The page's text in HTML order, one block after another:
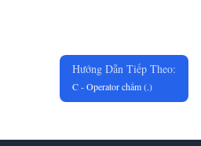
Hướng Dẫn Tiếp Theo:
C - Operator chấm (.)